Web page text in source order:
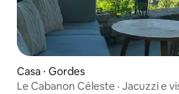
Casa ⋅ Gordes
Le Cabanon Céleste · Jacuzzi e